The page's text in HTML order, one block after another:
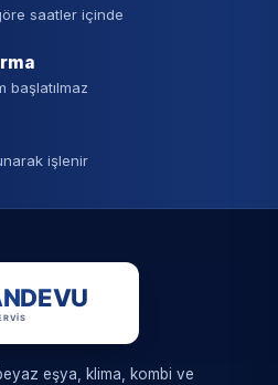
saatler içinde
başlatılmaz
işlenir
eşya, klima, kombi ve